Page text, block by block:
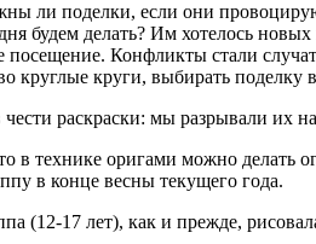
ли поделки, если они
будем делать? Им хотелось
Конфликты стали
круглые круги, выбирать
раскраски: мы разрывали их
в технике оригами можно
в конце весны текущего года.
(12-17 лет), как и прежде,